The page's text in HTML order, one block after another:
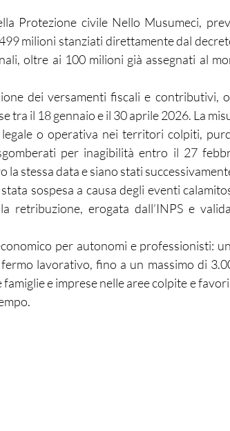
Protezione civile Nello Musumeci,
milioni stanziati direttamente dal
oltre ai 100 milioni già assegnati al
dei versamenti fiscali e contributivi,
tra il 18 gennaio e il 30 aprile 2026. La
o operativa nei territori colpiti,
per inagibilità entro il 27
stessa data e siano stati
sospesa a causa degli eventi
retribuzione, erogata dall’INPS e
per autonomi e professionisti:
lavorativo, fino a un massimo di
e imprese nelle aree colpite e